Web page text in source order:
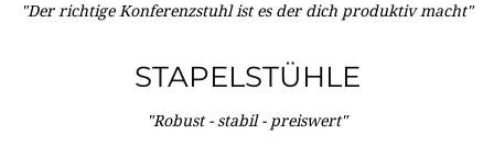
"Der richtige Konferenzstuhl ist es der dich produktiv macht"
STAPELSTÜHLE
"Robust - stabil - preiswert"